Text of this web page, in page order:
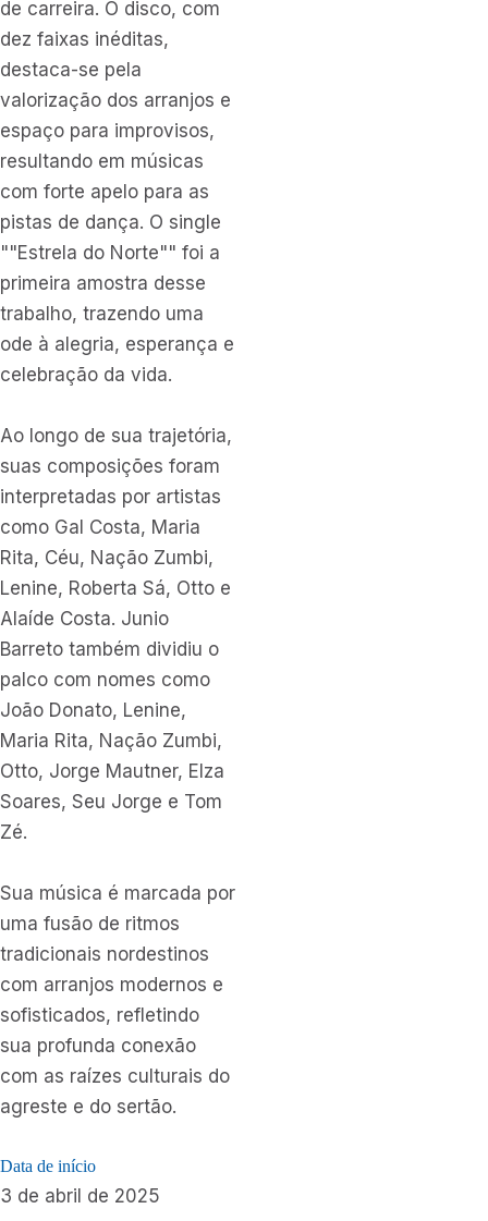
de carreira. O disco, com
dez faixas inéditas,
destaca-se pela
valorização dos arranjos e
espaço para improvisos,
resultando em músicas
com forte apelo para as
pistas de dança. O single
""Estrela do Norte"" foi a
primeira amostra desse
trabalho, trazendo uma
ode à alegria, esperança e
celebração da vida.
Ao longo de sua trajetória,
suas composições foram
interpretadas por artistas
como Gal Costa, Maria
Rita, Céu, Nação Zumbi,
Lenine, Roberta Sá, Otto e
Alaíde Costa. Junio
Barreto também dividiu o
palco com nomes como
João Donato, Lenine,
Maria Rita, Nação Zumbi,
Otto, Jorge Mautner, Elza
Soares, Seu Jorge e Tom
Zé.
Sua música é marcada por
uma fusão de ritmos
tradicionais nordestinos
com arranjos modernos e
sofisticados, refletindo
sua profunda conexão
com as raízes culturais do
agreste e do sertão.
Data de início
3 de abril de 2025